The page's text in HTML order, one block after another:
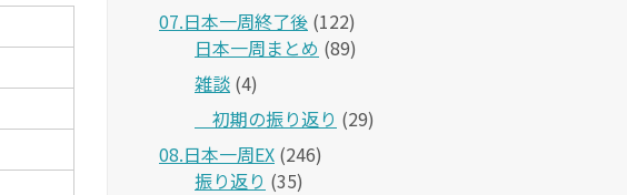
07.日本一周終了後 (122)
日本一周まとめ (89)
雑談 (4)
＿初期の振り返り (29)
08.日本一周EX (246)
振り返り (35)